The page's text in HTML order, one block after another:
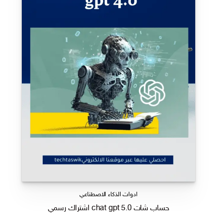
ادوات الذكاء الاصطناعي
حساب شات chat gpt 5.0 اشتراك رسمي